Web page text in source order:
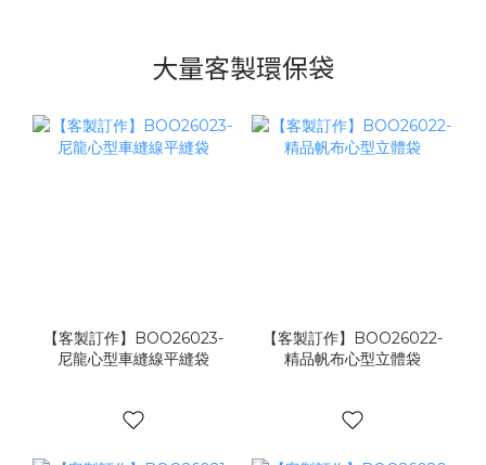
大量客製環保袋
【客製訂作】BOO26023-
尼龍心型車縫線平縫袋
【客製訂作】BOO26022-
精品帆布心型立體袋